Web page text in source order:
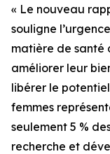
« Le nouveau
souligne
matière de santé
améliorer leur
libérer le
femmes
seulement 5 %
recherche et